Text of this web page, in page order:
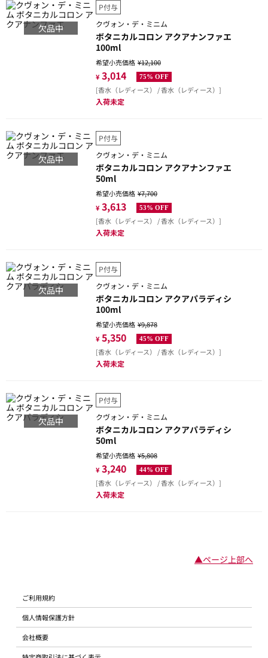
欠品中
P付与
クヴォン・デ・ミニム
ボタニカルコロン アクアナンファエ
100ml
希望小売価格¥12,100
¥ 3,014 75% OFF
[香水（レディース） / 香水（レディース）]
入荷未定
欠品中
P付与
クヴォン・デ・ミニム
ボタニカルコロン アクアナンファエ
50ml
希望小売価格¥7,700
¥ 3,613 53% OFF
[香水（レディース） / 香水（レディース）]
入荷未定
欠品中
P付与
クヴォン・デ・ミニム
ボタニカルコロン アクアパラディシ
100ml
希望小売価格¥9,878
¥ 5,350 45% OFF
[香水（レディース） / 香水（レディース）]
入荷未定
欠品中
P付与
クヴォン・デ・ミニム
ボタニカルコロン アクアパラディシ
50ml
希望小売価格¥5,808
¥ 3,240 44% OFF
[香水（レディース） / 香水（レディース）]
入荷未定
▲ページ上部へ
ご利用規約
個人情報保護方針
会社概要